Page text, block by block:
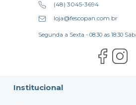
Institucional
(48) 3045-3694
loja@fescopan.com.br
Segunda a Sexta - 08:30 as 18:30